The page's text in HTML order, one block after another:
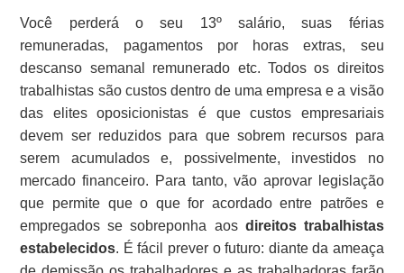
Você perderá o seu 13º salário, suas férias
remuneradas, pagamentos por horas extras, seu
descanso semanal remunerado etc. Todos os direitos
trabalhistas são custos dentro de uma empresa e a visão
das elites oposicionistas é que custos empresariais
devem ser reduzidos para que sobrem recursos para
serem acumulados e, possivelmente, investidos no
mercado financeiro. Para tanto, vão aprovar legislação
que permite que o que for acordado entre patrões e
empregados se sobreponha aos direitos trabalhistas
estabelecidos. É fácil prever o futuro: diante da ameaça